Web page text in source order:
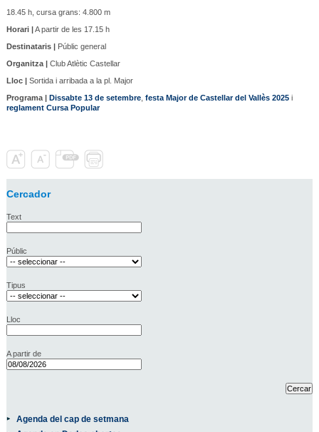
18.45 h, cursa grans: 4.800 m
Horari |A partir de les 17.15 h
Destinataris |Públic general
Organitza |Club Atlètic Castellar
Lloc |Sortida i arribada a la pl. Major
Programa | Dissabte 13 de setembre, festa Major de Castellar del Vallès 2025i
reglament Cursa Popular
Cercador
Text
Públic
Tipus
Lloc
A partir de
Agenda del cap de setmana